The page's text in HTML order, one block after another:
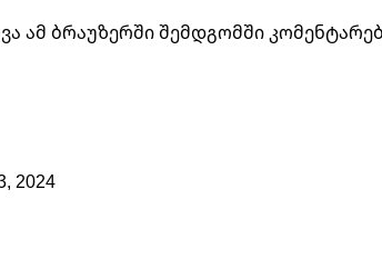
ამ ბრაუზერში შემდგომში
2024